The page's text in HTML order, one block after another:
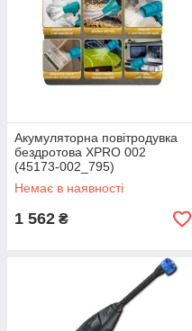
Акумуляторна повітродувка
бездротова XPRO 002
(45173-002_795)
Немає в наявності
1 562 ₴